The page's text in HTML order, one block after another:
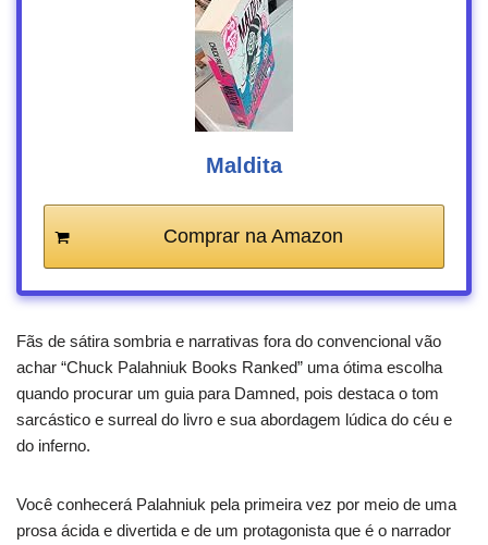
Maldita
Comprar na Amazon
Fãs de sátira sombria e narrativas fora do convencional vão
achar “Chuck Palahniuk Books Ranked” uma ótima escolha
quando procurar um guia para Damned, pois destaca o tom
sarcástico e surreal do livro e sua abordagem lúdica do céu e
do inferno.
Você conhecerá Palahniuk pela primeira vez por meio de uma
prosa ácida e divertida e de um protagonista que é o narrador